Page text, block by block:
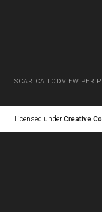
SCARICA LODVIEW PER
Licensed under Creative